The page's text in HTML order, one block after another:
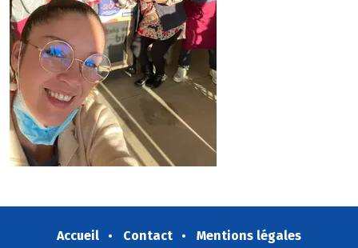
Accueil Contact
Mentions légales